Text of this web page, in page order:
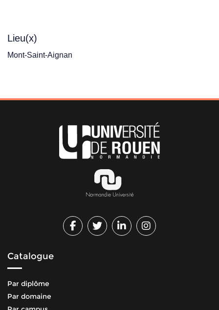
Lieu(x)
Mont-Saint-Aignan
Catalogue
Par diplôme
Par domaine